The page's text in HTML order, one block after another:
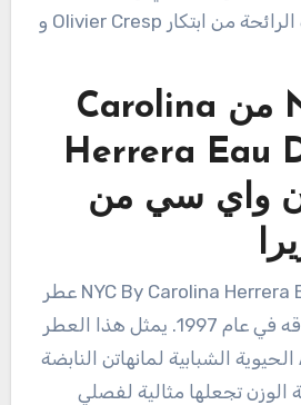
وخشب الصندل. هذه الرائحة من ابتكار Olivier Cresp و
5. 212 NYC من Carolina
Herrera Eau
212 إن واي سي من
212 NYC By Carolina Herrera Eau De Toilette عطر
حديث ومبتكر تم إطلاقه في عام 1997. يمثل هذا العطر
من Alberto Morillas الحيوية الشبابية لمانهاتن النابضة
الوزن تجعلها مثالية لفصلي